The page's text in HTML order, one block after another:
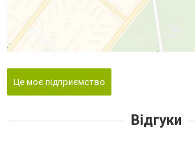
Це моє підприємство
Відгуки